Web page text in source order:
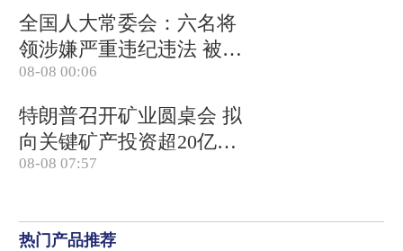
全国人大常委会：六名将
领涉嫌严重违纪违法 被罢
免全国人大代表
08-08 00:06
特朗普召开矿业圆桌会 拟
向关键矿产投资超20亿美
元
08-08 07:57
热门产品推荐